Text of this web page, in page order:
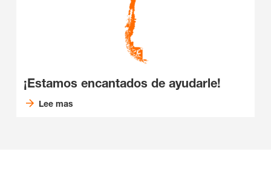
¡Estamos encantados de ayudarle!
Lee mas